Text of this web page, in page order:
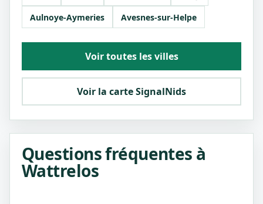
Aulnoye-Aymeries
Avesnes-sur-Helpe
Voir toutes les villes
Voir la carte SignalNids
Questions fréquentes à
Wattrelos